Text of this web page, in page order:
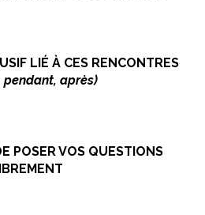
LIÉ À CES RENCONTRES
pendant, après)
POSER VOS QUESTIONS